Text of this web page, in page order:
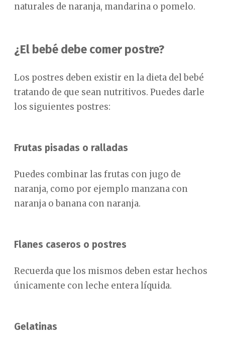
naturales de naranja, mandarina o pomelo.
¿El bebé debe comer postre?
Los postres deben existir en la dieta del bebé
tratando de que sean nutritivos. Puedes darle
los siguientes postres:
Frutas pisadas o ralladas
Puedes combinar las frutas con jugo de
naranja, como por ejemplo manzana con
naranja o banana con naranja.
Flanes caseros o postres
Recuerda que los mismos deben estar hechos
únicamente con leche entera líquida.
Gelatinas